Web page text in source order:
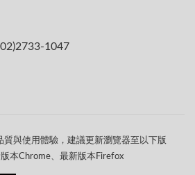
1047
質與使用體驗，建議更新瀏覽器至以下版
本Chrome、最新版本Firefox